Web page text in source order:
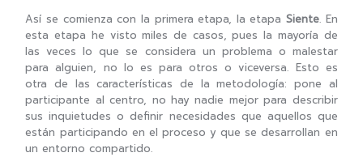
Así se comienza con la primera etapa, la etapaSiente. En
esta etapa he visto miles de casos, pues la mayoría de
las veces lo que se considera un problema o malestar
para alguien, no lo es para otros o viceversa. Esto es
otra de las características de la metodología: pone al
participante al centro, no hay nadie mejor para describir
sus inquietudes o definir necesidades que aquellos que
están participando en el proceso y que se desarrollan en
un entorno compartido.